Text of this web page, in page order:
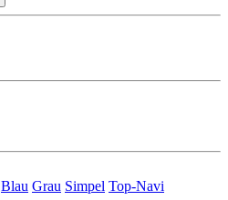
Blau Grau Simpel Top-Navi